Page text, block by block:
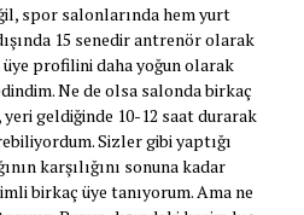
spor salonlarında hem yurt
15 senedir antrenör olarak
üye profilini daha yoğun olarak
Ne de olsa salonda birkaç
geldiğinde 10-12 saat durarak
Sizler gibi yaptığı
karşılığını sonuna kadar
birkaç üye tanıyorum. Ama ne